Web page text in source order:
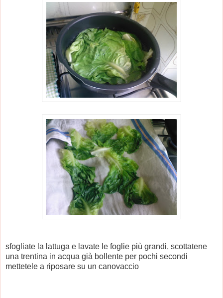
sfogliate la lattuga e lavate le foglie più grandi, scottatene
una trentina in acqua già bollente per pochi secondi
mettetele a riposare su un canovaccio